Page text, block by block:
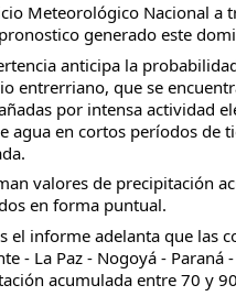
El Gobierno postergó la
Meteorológico Nacional a
generado este
anticipa la
entrerriano, que se
por intensa actividad
agua en cortos períodos de
valores de precipitación
en forma puntual.
el informe adelanta que las
- La Paz - Nogoyá -
acumulada entre 70 y